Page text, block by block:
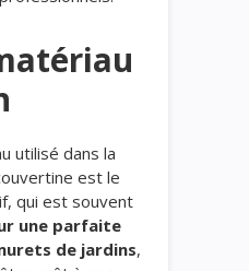
utilisé dans la
est le
qui est souvent
une parfaite
de jardins,